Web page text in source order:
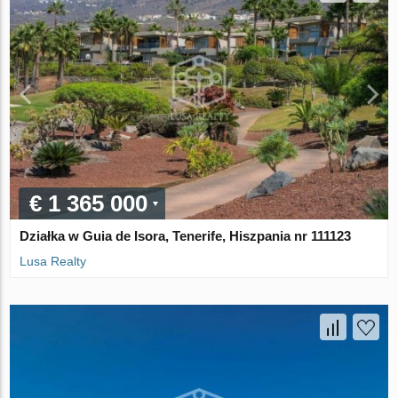
€ 1 365 000
Działka w Guia de Isora, Tenerife, Hiszpania nr 111123
Lusa Realty